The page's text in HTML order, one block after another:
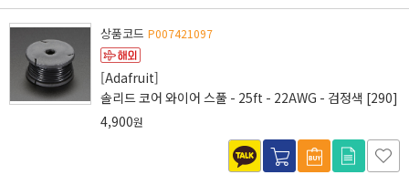
상품코드 P007421097
[Adafruit]
솔리드 코어 와이어 스풀 - 25ft - 22AWG - 검정색 [290]
4,900원